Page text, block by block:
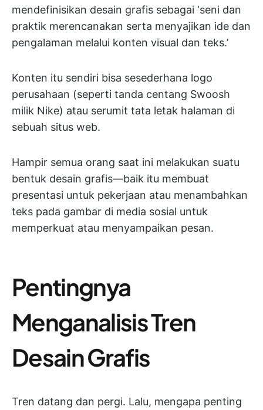
mendefinisikan desain grafis sebagai ‘seni dan
praktik merencanakan serta menyajikan ide dan
pengalaman melalui konten visual dan teks.’
Konten itu sendiri bisa sesederhana logo
perusahaan (seperti tanda centang Swoosh
milik Nike) atau serumit tata letak halaman di
sebuah situs web.
Hampir semua orang saat ini melakukan suatu
bentuk desain grafis—baik itu membuat
presentasi untuk pekerjaan atau menambahkan
teks pada gambar di media sosial untuk
memperkuat atau menyampaikan pesan.
Pentingnya
Menganalisis Tren
Desain Grafis
Tren datang dan pergi. Lalu, mengapa penting